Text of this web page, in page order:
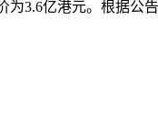
3.6亿港元。根据公